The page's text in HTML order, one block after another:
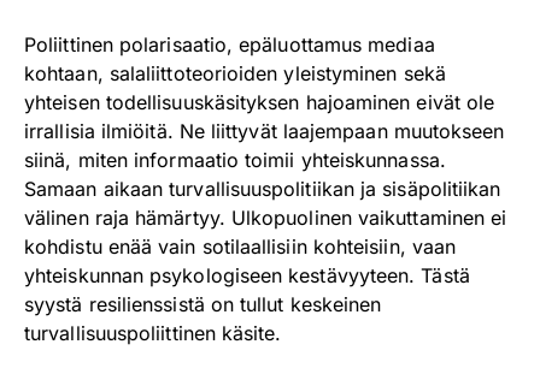
Poliittinen polarisaatio, epäluottamus mediaa
kohtaan, salaliittoteorioiden yleistyminen sekä
yhteisen todellisuuskäsityksen hajoaminen eivät ole
irrallisia ilmiöitä. Ne liittyvät laajempaan muutokseen
siinä, miten informaatio toimii yhteiskunnassa.
Samaan aikaan turvallisuuspolitiikan ja sisäpolitiikan
välinen raja hämärtyy. Ulkopuolinen vaikuttaminen ei
kohdistu enää vain sotilaallisiin kohteisiin, vaan
yhteiskunnan psykologiseen kestävyyteen. Tästä
syystä resilienssistä on tullut keskeinen
turvallisuuspoliittinen käsite.